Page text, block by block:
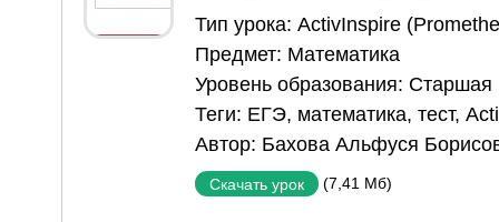
Тип урока: ActivInspire
Предмет: Математика
Уровень образования: Старшая
Теги: ЕГЭ, математика, тест,
Автор: Бахова Альфуся
Скачать урок (7,41 Мб)